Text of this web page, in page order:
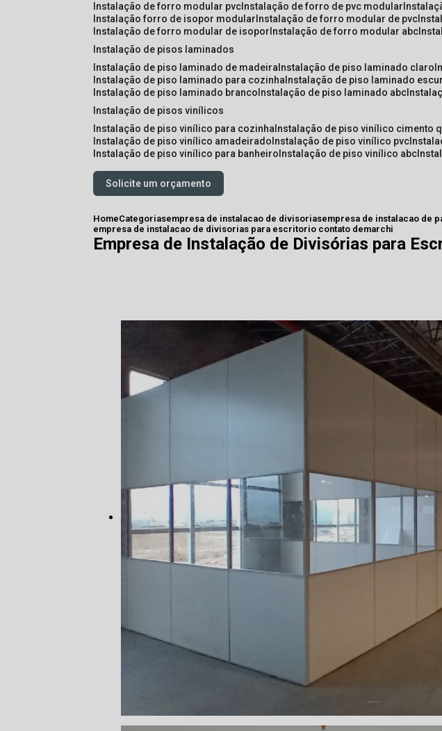
instalação de forro modular pvc instalação de forro de pvc modular
instalação forro de isopor modular instalação de forro modular de pvc
instalação de forro modular de isopor instalação de forro modular abc
instalação de pisos laminados
instalação de piso laminado de madeira instalação de piso laminado claro
instalação de piso laminado para cozinha instalação de piso laminado
instalação de piso laminado branco instalação de piso laminado abc
instalação de pisos vinílicos
instalação de piso vinílico para cozinha instalação de piso vinílico cimento
instalação de piso vinílico amadeirado instalação de piso vinílico pvc
instalação de piso vinílico para banheiro instalação de piso vinílico abc
Solicite um orçamento
HomeCategoriasempresa de instalacao de divisoriasempresa de instalacao de
empresa de instalacao de divisorias para escritorio contato demarchi
Empresa de Instalação de Divisórias para